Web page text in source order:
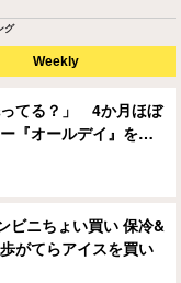
グ
Weekly
ってる？」 4か月ほぼ
『オールデイ』を…
ビニちょい買い 保冷&
がてらアイスを買い